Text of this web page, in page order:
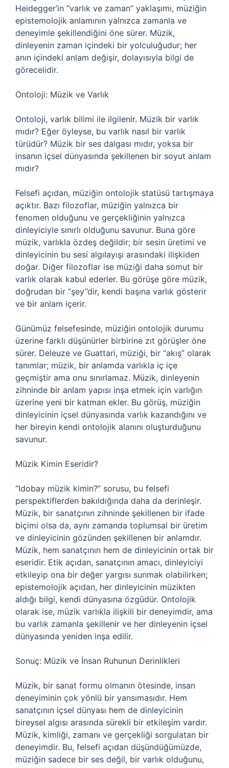
Heidegger’in “varlık ve zaman” yaklaşımı, müziğin
epistemolojik anlamının yalnızca zamanla ve
deneyimle şekillendiğini öne sürer. Müzik,
dinleyenin zaman içindeki bir yolculuğudur; her
anın içindeki anlam değişir, dolayısıyla bilgi de
görecelidir.
Ontoloji: Müzik ve Varlık
Ontoloji, varlık bilimi ile ilgilenir. Müzik bir varlık
mıdır? Eğer öyleyse, bu varlık nasıl bir varlık
türüdür? Müzik bir ses dalgası mıdır, yoksa bir
insanın içsel dünyasında şekillenen bir soyut anlam
mıdır?
Felsefi açıdan, müziğin ontolojik statüsü tartışmaya
açıktır. Bazı filozoflar, müziğin yalnızca bir
fenomen olduğunu ve gerçekliğinin yalnızca
dinleyiciyle sınırlı olduğunu savunur. Buna göre
müzik, varlıkla özdeş değildir; bir sesin üretimi ve
dinleyicinin bu sesi algılayışı arasındaki ilişkiden
doğar. Diğer filozoflar ise müziği daha somut bir
varlık olarak kabul ederler. Bu görüşe göre müzik,
doğrudan bir “şey”dir, kendi başına varlık gösterir
ve bir anlam içerir.
Günümüz felsefesinde, müziğin ontolojik durumu
üzerine farklı düşünürler birbirine zıt görüşler öne
sürer. Deleuze ve Guattari, müziği, bir “akış” olarak
tanımlar; müzik, bir anlamda varlıkla iç içe
geçmiştir ama onu sınırlamaz. Müzik, dinleyenin
zihninde bir anlam yapısı inşa etmek için varlığın
üzerine yeni bir katman ekler. Bu görüş, müziğin
dinleyicinin içsel dünyasında varlık kazandığını ve
her bireyin kendi ontolojik alanını oluşturduğunu
savunur.
Müzik Kimin Eseridir?
“Idobay müzik kimin?” sorusu, bu felsefi
perspektiflerden bakıldığında daha da derinleşir.
Müzik, bir sanatçının zihninde şekillenen bir ifade
biçimi olsa da, aynı zamanda toplumsal bir üretim
ve dinleyicinin gözünden şekillenen bir anlamdır.
Müzik, hem sanatçının hem de dinleyicinin ortak bir
eseridir. Etik açıdan, sanatçının amacı, dinleyiciyi
etkileyip ona bir değer yargısı sunmak olabilirken;
epistemolojik açıdan, her dinleyicinin müzikten
aldığı bilgi, kendi dünyasına özgüdür. Ontolojik
olarak ise, müzik varlıkla ilişkili bir deneyimdir, ama
bu varlık zamanla şekillenir ve her dinleyenin içsel
dünyasında yeniden inşa edilir.
Sonuç: Müzik ve İnsan Ruhunun Derinlikleri
Müzik, bir sanat formu olmanın ötesinde, insan
deneyiminin çok yönlü bir yansımasıdır. Hem
sanatçının içsel dünyası hem de dinleyicinin
bireysel algısı arasında sürekli bir etkileşim vardır.
Müzik, kimliği, zamanı ve gerçekliği sorgulatan bir
deneyimdir. Bu, felsefi açıdan düşündüğümüzde,
müziğin sadece bir ses değil, bir varlık olduğunu,